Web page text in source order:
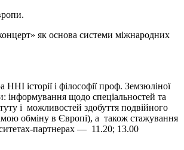
як основа системи міжнародних
ННІ історії і філософії проф. Земзюліної
інформування щодо спеціальностей та
і можливостей здобуття подвійного
обміну в Європі), а також стажування
партнерах — 11.20; 13.00